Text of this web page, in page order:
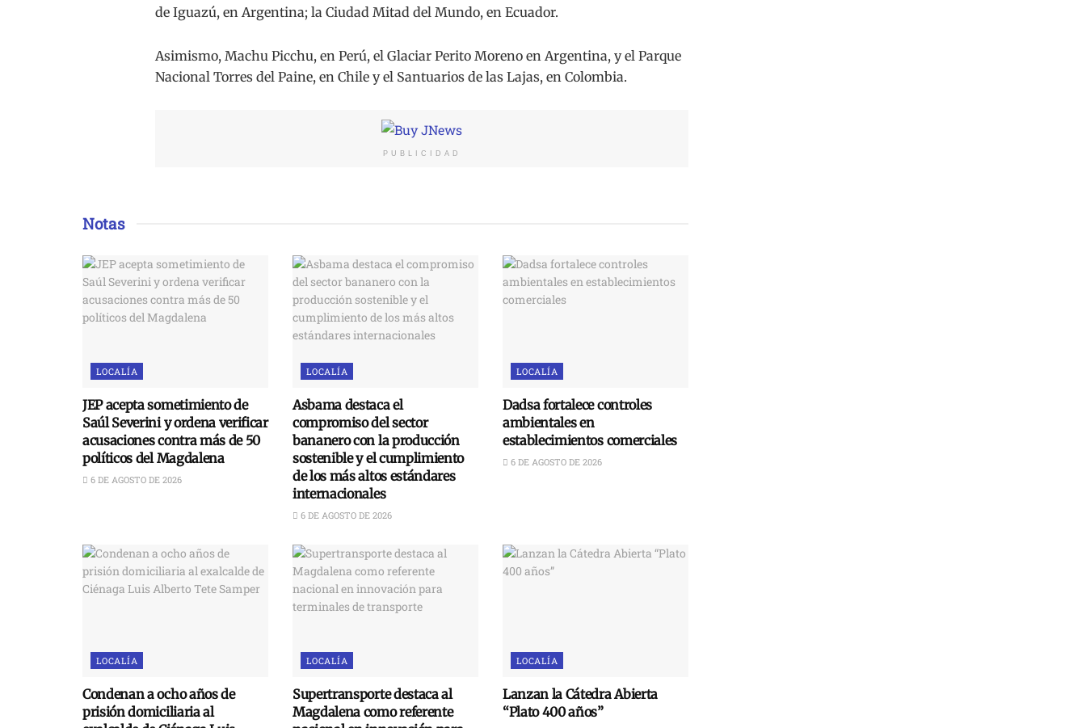
de Iguazú, en Argentina; la Ciudad Mitad del Mundo, en Ecuador.
Asimismo, Machu Picchu, en Perú, el Glaciar Perito Moreno en Argentina, y el Parque
Nacional Torres del Paine, en Chile y el Santuarios de las Lajas, en Colombia.
PUBLICIDAD
Notas
LOCALÍA
JEP acepta sometimiento de
Saúl Severini y ordena verificar
acusaciones contra más de 50
políticos del Magdalena
6 DE AGOSTO DE 2026
LOCALÍA
Asbama destaca el
compromiso del sector
bananero con la producción
sostenible y el cumplimiento
de los más altos estándares
internacionales
6 DE AGOSTO DE 2026
LOCALÍA
Dadsa fortalece controles
ambientales en
establecimientos comerciales
6 DE AGOSTO DE 2026
LOCALÍA
Condenan a ocho años de
prisión domiciliaria al
LOCALÍA
Supertransporte destaca al
Magdalena como referente
LOCALÍA
Lanzan la Cátedra Abierta
“Plato 400 años”